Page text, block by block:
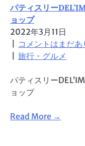
パティスリー
ョップ
2022年3月11日
コメントはまだあ
旅行・グルメ
パティスリー
ョップ
Read More →